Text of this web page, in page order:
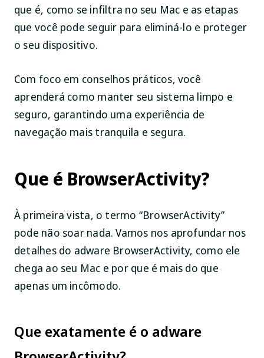
que é, como se infiltra no seu Mac e as etapas
que você pode seguir para eliminá-lo e proteger
o seu dispositivo.
Com foco em conselhos práticos, você
aprenderá como manter seu sistema limpo e
seguro, garantindo uma experiência de
navegação mais tranquila e segura.
Que é BrowserActivity?
À primeira vista, o termo “BrowserActivity”
pode não soar nada. Vamos nos aprofundar nos
detalhes do adware BrowserActivity, como ele
chega ao seu Mac e por que é mais do que
apenas um incômodo.
Que exatamente é o adware